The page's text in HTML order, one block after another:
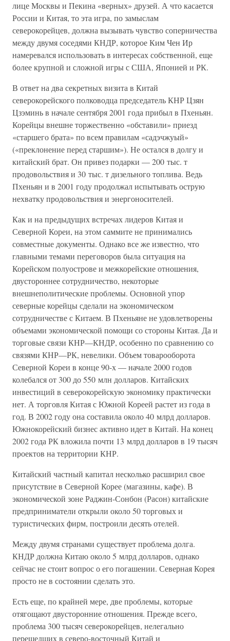
лице Москвы и Пекина «верных» друзей. А что касается
России и Китая, то эта игра, по замыслам
северокорейцев, должна вызывать чувство соперничества
между двумя соседями КНДР, которое Ким Чен Ир
намеревался использовать в интересах собственной, еще
более крупной и сложной игры с США, Японией и РК.
В ответ на два секретных визита в Китай
северокорейского полководца председатель КНР Цзян
Цзэминь в начале сентября 2001 года прибыл в Пхеньян.
Корейцы внешне торжественно «обставили» приезд
«старшего брата» по всем правилам «садэчжуый»
(«преклонение перед старшим»). Не остался в долгу и
китайский брат. Он привез подарки — 200 тыс. т
продовольствия и 30 тыс. т дизельного топлива. Ведь
Пхеньян и в 2001 году продолжал испытывать острую
нехватку продовольствия и энергоносителей.
Как и на предыдущих встречах лидеров Китая и
Северной Кореи, на этом саммите не принимались
совместные документы. Однако все же известно, что
главными темами переговоров была ситуация на
Корейском полуострове и межкорейские отношения,
двустороннее сотрудничество, некоторые
внешнеполитические проблемы. Основной упор
северные корейцы сделали на экономическом
сотрудничестве с Китаем. В Пхеньяне не удовлетворены
объемами экономической помощи со стороны Китая. Да и
торговые связи КНР—КНДР, особенно по сравнению со
связями КНР—РК, невелики. Объем товарооборота
Северной Кореи в конце 90-х — начале 2000 годов
колебался от 300 до 550 млн долларов. Китайских
инвестиций в северокорейскую экономику практически
нет. А торговля Китая с Южной Кореей растет из года в
год. В 2002 году она составила около 40 млрд долларов.
Южнокорейский бизнес активно идет в Китай. На конец
2002 года РК вложила почти 13 млрд долларов в 19 тысяч
проектов на территории КНР.
Китайский частный капитал несколько расширил свое
присутствие в Северной Корее (магазины, кафе). В
экономической зоне Раджин-Сонбон (Расон) китайские
предприниматели открыли около 50 торговых и
туристических фирм, построили десять отелей.
Между двумя странами существует проблема долга.
КНДР должна Китаю около 5 млрд долларов, однако
сейчас не стоит вопрос о его погашении. Северная Корея
просто не в состоянии сделать это.
Есть еще, по крайней мере, две проблемы, которые
отягощают двусторонние отношения. Прежде всего,
проблема 300 тысяч северокорейцев, нелегально
перешедших в северо-восточный Китай и